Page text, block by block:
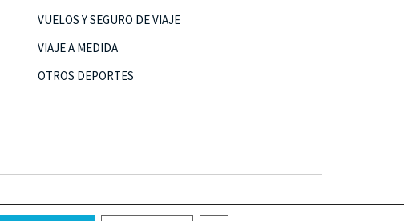
VUELOS Y SEGURO DE VIAJE
VIAJE A MEDIDA
OTROS DEPORTES
|Aviso Legal|Política de Privacidad|Cookies